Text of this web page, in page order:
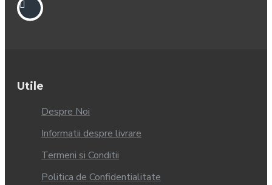
Utile
Despre Noi
Informatii despre livrare
Termeni si Conditii
Politica de Confidentialitate